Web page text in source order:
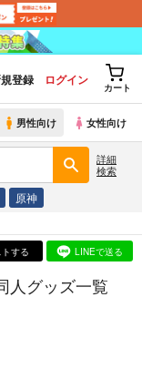
登録 ログイン
カート
男性向け 女性向け
詳細
検索
原神
する LINEで送る
人グッズ一覧